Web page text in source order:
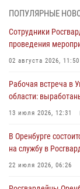
28 июля 2026, 09:41
Росгвардейцы
ВМФ в Оренбурге
27 июля 2026, 14:36
Росгвардейцы
жизненной
26 июля 2026, 14:45
Росгвардейцы
образовательных
24 июля 2026, 12:25
ПОПУЛЯРНЫЕ
Сотрудники
проведения
02 августа 2026, 11:50
Рабочая встреча в
области:
13 июля 2026, 12:31
В Оренбурге
на службу в
22 июля 2026, 06:26